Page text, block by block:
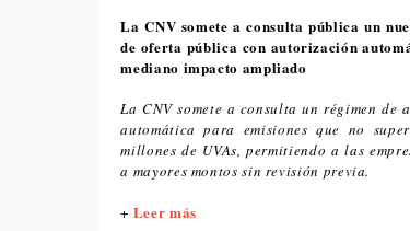
La CNV somete a consulta pública un
de oferta pública con autorización
mediano impacto ampliado
La CNV somete a consulta un régimen de
automática para emisiones que no
millones de UVAs, permitiendo a las
a mayores montos sin revisión previa.
+ Leer más